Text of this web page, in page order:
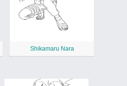
Shikamaru Nara